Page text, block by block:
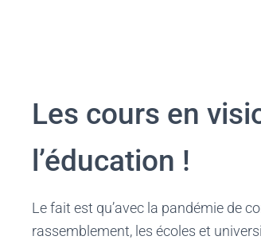
Les cours en
l’éducation !
Le fait est qu’avec la pandémie de
rassemblement, les écoles et